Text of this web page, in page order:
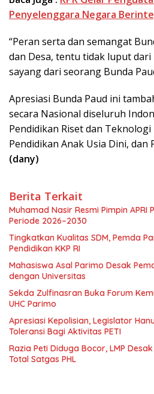
Penyelenggara Negara
“Peran serta dan semangat
dan Desa, tentu tidak luput
sayang dari seorang Bunda
Apresiasi Bunda Paud ini
secara Nasional diseluruh
Pendidikan Riset dan
Pendidikan Anak Usia Dini, dan
(dany)
Berita Terkait
Muhamad Nasir Resmi Pimpin APRI
Periode 2026–2030
Tingkatkan Kualitas SDM, Pemda
Pendidikan KKP RI
Mahasiswa Asal Parimo Desak
dengan Universitas
Sekda Zulfinasran Buka Forum
UHC Parimo
Apresiasi Kepolisian, Legislator
Toleransi Bagi Aktivitas PETI
Razia Peti Diduga Bocor, LMP
Total Satgas PHL